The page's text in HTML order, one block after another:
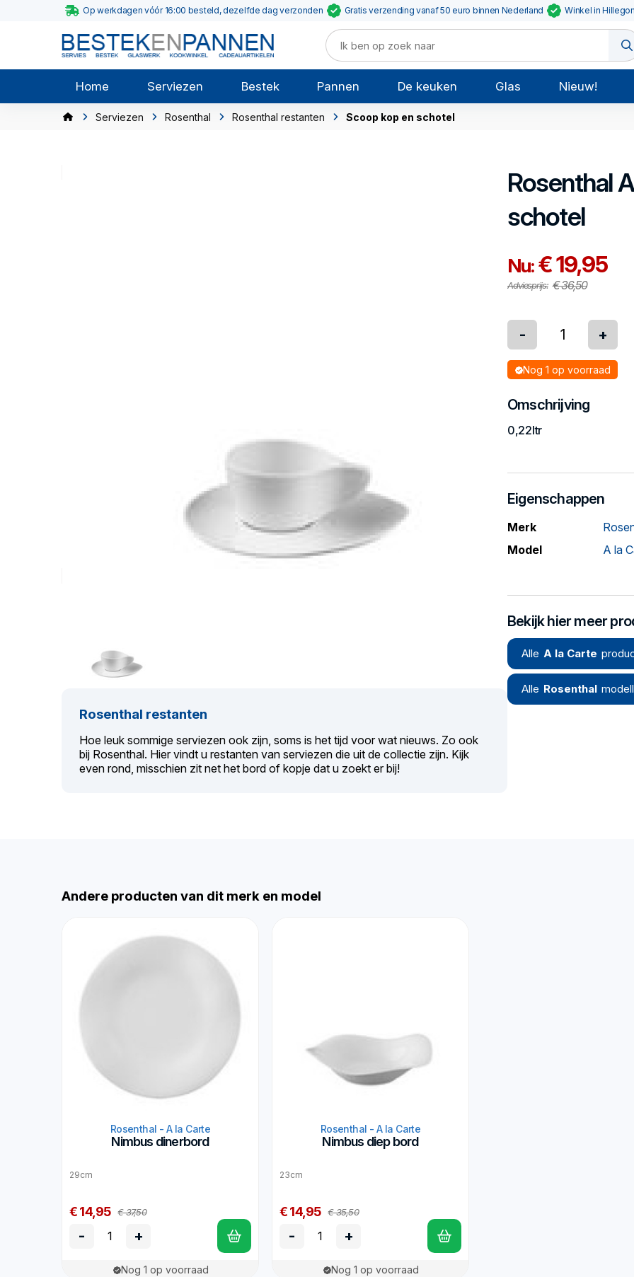
Op werkdagen vóór 16:00 besteld, dezelfde dag verzonden Gratis verzending vanaf 50 euro binnen Nederland Winkel in
Home Serviezen Bestek Pannen De keuken Glas Nieuw!
Serviezen Rosenthal Rosenthal restanten Scoop kop en schotel
Rosenthal restanten
Hoe leuk sommige serviezen ook zijn, soms is het tijd voor wat nieuws. Zo ook
bij Rosenthal. Hier vindt u restanten van serviezen die uit de collectie zijn. Kijk
even rond, misschien zit net het bord of kopje dat u zoekt er bij!
Rosenthal
schotel
Nu:€ 19,95
Adviesprijs: € 36,50
- +
Nog 1 op voorraad
Omschrijving
0,22ltr
Eigenschappen
Merk
Model
A la
Bekijk hier meer
Alle A la Carte
Alle Rosenthal
Andere producten van dit merk en model
Rosenthal - A la Carte
Nimbus dinerbord
29cm
€ 14,95 € 37,50
- +
Nog 1 op voorraad
Rosenthal - A la Carte
Nimbus diep bord
23cm
€ 14,95 € 35,50
- +
Nog 1 op voorraad